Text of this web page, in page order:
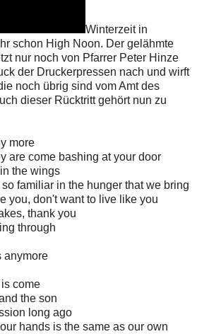
Winterzeit in
schon High Noon. Der gelähmte
nur noch von Pfarrer Peter Hinze
der Druckerpressen nach und wirft
noch übrig sind vom Amt des
dieser Rücktritt gehört nun zu
more
are come bashing at your door
the wings
familiar in the hunger that we bring
you, don't want to live like you
thank you
through
anymore
come
the son
long ago
hands is the same as our own